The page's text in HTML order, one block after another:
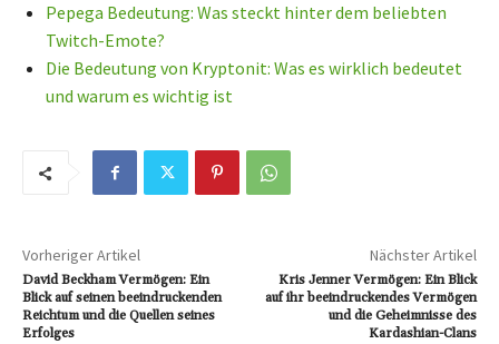
Pepega Bedeutung: Was steckt hinter dem beliebten
Twitch-Emote?
Die Bedeutung von Kryptonit: Was es wirklich bedeutet
und warum es wichtig ist
Vorheriger Artikel
David Beckham Vermögen: Ein
Blick auf seinen beeindruckenden
Reichtum und die Quellen seines
Erfolges
Nächster Artikel
Kris Jenner Vermögen: Ein Blick
auf ihr beeindruckendes Vermögen
und die Geheimnisse des
Kardashian-Clans